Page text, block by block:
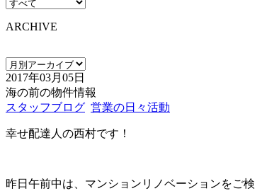
ARCHIVE
2017年03月05日
海の前の物件情報
スタッフブログ 営業の日々活動
幸せ配達人の西村です！
昨日午前中は、マンションリノベーションをご検